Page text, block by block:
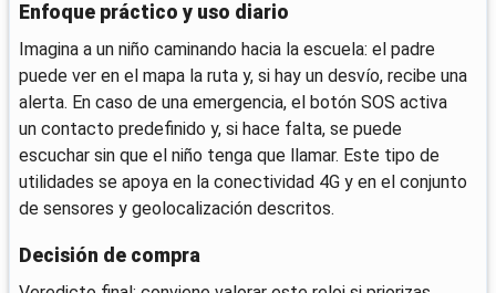
Enfoque práctico y uso diario
Imagina a un niño caminando hacia la escuela: el padre
puede ver en el mapa la ruta y, si hay un desvío, recibe una
alerta. En caso de una emergencia, el botón SOS activa
un contacto predefinido y, si hace falta, se puede
escuchar sin que el niño tenga que llamar. Este tipo de
utilidades se apoya en la conectividad 4G y en el conjunto
de sensores y geolocalización descritos.
Decisión de compra